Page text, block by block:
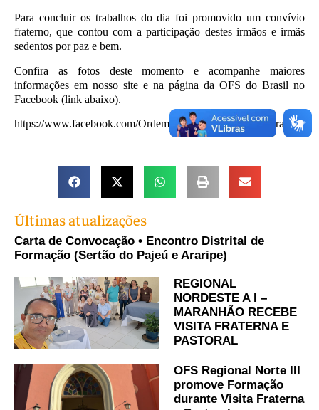
Para concluir os trabalhos do dia foi promovido um convívio
fraterno, que contou com a participação destes irmãos e irmãs
sedentos por paz e bem.
Confira as fotos deste momento e acompanhe maiores
informações em nosso site e na página da OFS do Brasil no
Facebook (link abaixo).
https://www.facebook.com/OrdemFranciscanaSeculardoBrasil/
Últimas atualizações
Carta de Convocação • Encontro Distrital de
Formação (Sertão do Pajeú e Araripe)
REGIONAL
NORDESTE A I –
MARANHÃO RECEBE
VISITA FRATERNA E
PASTORAL
OFS Regional Norte III
promove Formação
durante Visita Fraterna